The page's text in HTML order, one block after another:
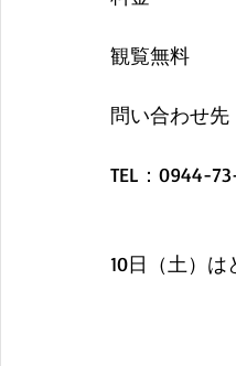
観覧無料
問い合わせ先
TEL：0944-
10日（土）